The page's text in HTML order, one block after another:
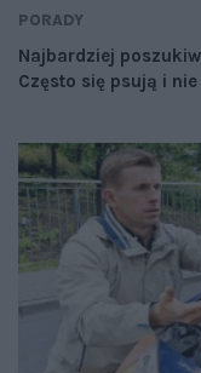
PORADY
Najbardziej
Często się psują i